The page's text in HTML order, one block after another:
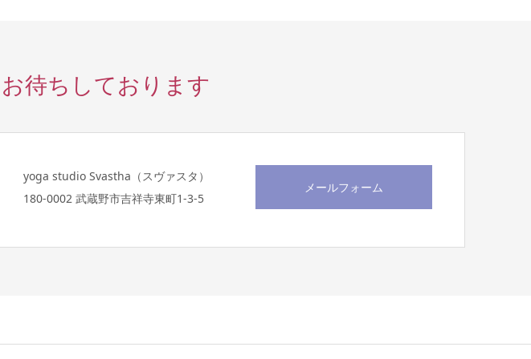
お待ちしております
yoga studio Svastha（スヴァスタ）
180-0002 武蔵野市吉祥寺東町1-3-5
メールフォーム